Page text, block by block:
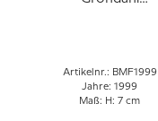
Artikelnr.: BMF1999
Jahre: 1999
Maß: H: 7 cm